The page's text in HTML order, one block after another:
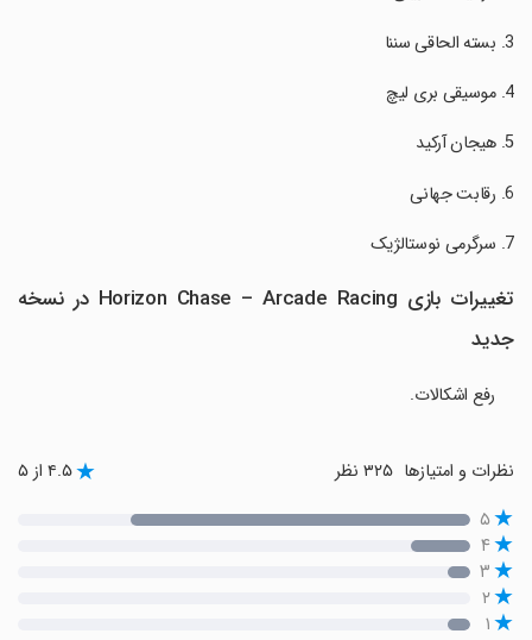
تغییرات بازی Horizon Chase – Arcade Racing در نسخه
جدید
رفع اشکالات.
نظرات و امتیازها ۴.۵ از ۵
۵
۴
۳
۲
۱